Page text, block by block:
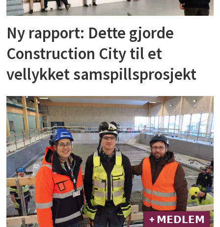
Ny rapport: Dette gjorde
Construction City til et
vellykket samspillsprosjekt
+ 𝗠𝗘𝗗𝗟𝗘𝗠